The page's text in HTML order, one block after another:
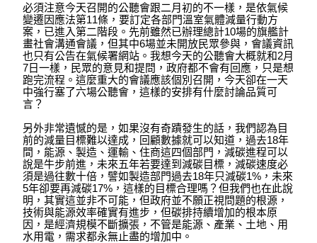
必須注意今天召開的公聽會跟二月初的不一樣，是依氣候
變遷因應法第11條，要訂定各部門溫室氣體減量行動方
案，已進入第二階段。先前雖然已辦理總計10場的旗艦計
畫社會溝通會議，但其中6場並未開放民眾參與，會議資訊
也只有公告在氣候署網站。我想今天的公聽會大概就和2月
7日一樣，民眾的意見和提問，政府都不會有回應，只是想
跑完流程。這麼重大的會議應該個別召開，今天卻在一天
中強行塞了六場公聽會，這樣的安排有什麼討論品質可
言？
另外非常遺憾的是，如果沒有奇蹟發生的話，我們認為目
前的減量目標難以達成，回顧數據就可以知道，過去18年
間，能源、製造、運輸、住商這四個部門，減碳進程可以
說是牛步前進，未來五年若要達到減碳目標，減碳速度必
須是過往數十倍，譬如製造部門過去18年只減碳1%，未來
5年卻要再減碳17%，這樣的目標合理嗎？但我們也在此說
明，其實這並非不可能，但政府並不願正視問題的根源，
技術與能源效率確實有進步，但碳排持續增加的根本原
因，是經濟規模不斷擴張，不管是能源、產業、土地、用
水用電，需求都永無止盡的增加中。